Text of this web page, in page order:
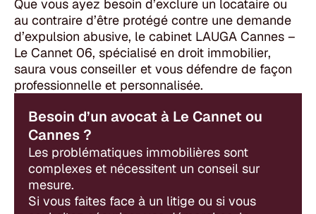
Que vous ayez besoin d’exclure un locataire ou
au contraire d’être protégé contre une demande
d’expulsion abusive, le cabinet LAUGA Cannes –
Le Cannet 06, spécialisé en droit immobilier,
saura vous conseiller et vous défendre de façon
professionnelle et personnalisée.
Besoin d’un avocat à Le Cannet ou
Cannes ?
Les problématiques immobilières sont
complexes et nécessitent un conseil sur
mesure.
Si vous faites face à un litige ou si vous